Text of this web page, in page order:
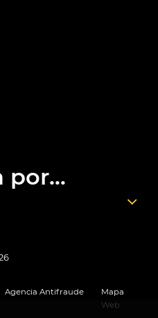
por...
Agencia Antifraude
Mapa
Web